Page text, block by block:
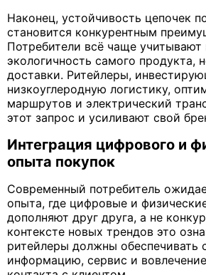
Наконец, устойчивость цепочек
становится конкурентным
Потребители всё чаще учитывают
экологичность самого продукта,
доставки. Ритейлеры,
низкоуглеродную логистику,
маршрутов и электрический
этот запрос и усиливают свой
Интеграция цифрового и
опыта покупок
Современный потребитель
опыта, где цифровые и
дополняют друг друга, а не
контексте новых трендов это
ритейлеры должны обеспечивать
информацию, сервис и